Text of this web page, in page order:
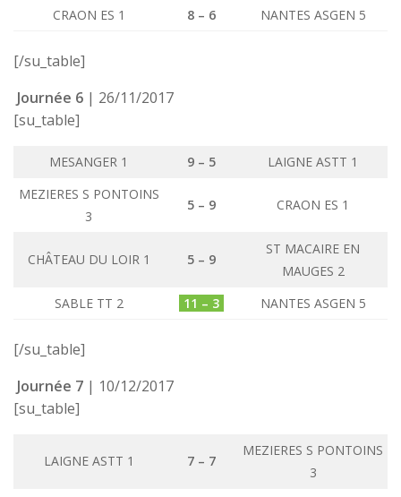
CRAON ES 1 8 – 6 NANTES ASGEN 5
[/su_table]
Journée 6 | 26/11/2017
[su_table]
MESANGER 1 9 – 5
LAIGNE ASTT 1
MEZIERES S PONTOINS
3
5 – 9 CRAON ES 1
CHÂTEAU DU LOIR 1 5 – 9
ST MACAIRE EN
MAUGES 2
SABLE TT 2
11 – 3 NANTES ASGEN 5
[/su_table]
Journée 7 | 10/12/2017
[su_table]
LAIGNE ASTT 1 7 – 7
MEZIERES S PONTOINS
3